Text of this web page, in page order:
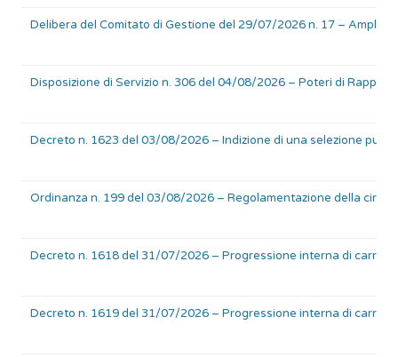
Delibera del Comitato di Gestione del 29/07/2026 n. 17 –
Disposizione di Servizio n. 306 del 04/08/2026 – Poteri di
Decreto n. 1623 del 03/08/2026 – Indizione di una selezione
Ordinanza n. 199 del 03/08/2026 – Regolamentazione della
Decreto n. 1618 del 31/07/2026 – Progressione interna di
Decreto n. 1619 del 31/07/2026 – Progressione interna di carriera